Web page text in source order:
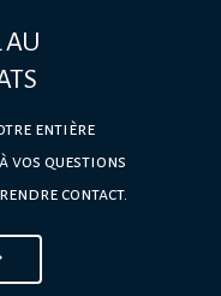
AU
entière
vos questions
contact.